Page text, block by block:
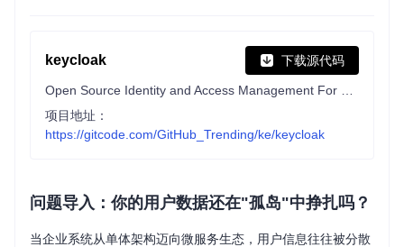
keycloak 下载源代码
项目地址：
https://gitcode.com/GitHub_Trending/ke/keycloak
问题导入：你的用户数据还在"孤岛"中挣扎吗？
当企业系统从单体架构迈向微服务生态，用户信息往往被分散